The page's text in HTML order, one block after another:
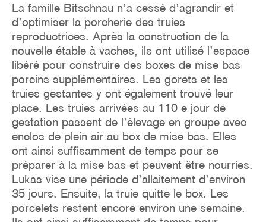
La famille Bitschnau n’a cessé d’agrandir et
d’optimiser la porcherie des truies
reproductrices. Après la construction de la
nouvelle étable à vaches, ils ont utilisé l’espace
libéré pour construire des boxes de mise bas
porcins supplémentaires. Les gorets et les
truies gestantes y ont également trouvé leur
place. Les truies arrivées au 110 e jour de
gestation passent de l’élevage en groupe avec
enclos de plein air au box de mise bas. Elles
ont ainsi suffisamment de temps pour se
préparer à la mise bas et peuvent être nourries.
Lukas vise une période d’allaitement d’environ
35 jours. Ensuite, la truie quitte le box. Les
porcelets restent encore environ une semaine.